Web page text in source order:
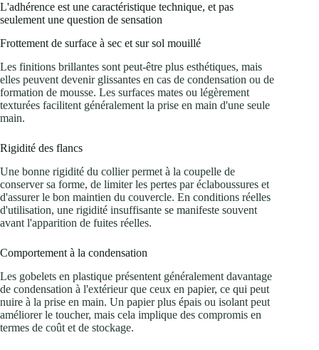
L'adhérence est une caractéristique technique, et pas
seulement une question de sensation
Frottement de surface à sec et sur sol mouillé
Les finitions brillantes sont peut-être plus esthétiques, mais
elles peuvent devenir glissantes en cas de condensation ou de
formation de mousse. Les surfaces mates ou légèrement
texturées facilitent généralement la prise en main d'une seule
main.
Rigidité des flancs
Une bonne rigidité du collier permet à la coupelle de
conserver sa forme, de limiter les pertes par éclaboussures et
d'assurer le bon maintien du couvercle. En conditions réelles
d'utilisation, une rigidité insuffisante se manifeste souvent
avant l'apparition de fuites réelles.
Comportement à la condensation
Les gobelets en plastique présentent généralement davantage
de condensation à l'extérieur que ceux en papier, ce qui peut
nuire à la prise en main. Un papier plus épais ou isolant peut
améliorer le toucher, mais cela implique des compromis en
termes de coût et de stockage.